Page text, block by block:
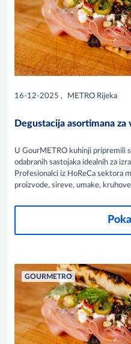
16-12-2025 , METRO Rijeka
Degustacija asortimana
U GourMETRO kuhinji pripremili
odabranih sastojaka idealnih za
Profesionalci iz HoReCa sektora
proizvode, sireve, umake,
obogatiti vašu ponudu.
GOURMETRO